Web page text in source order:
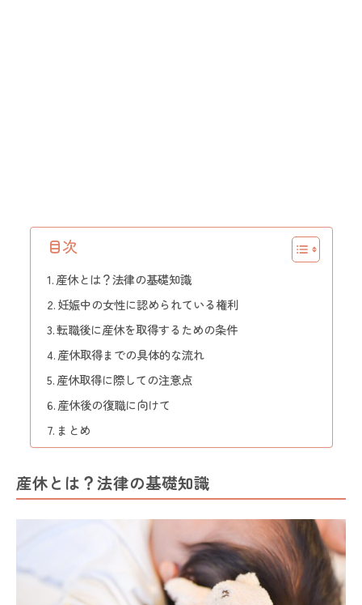
目次
産休とは？法律の基礎知識
妊娠中の女性に認められている権利
転職後に産休を取得するための条件
産休取得までの具体的な流れ
産休取得に際しての注意点
産休後の復職に向けて
まとめ
産休とは？法律の基礎知識